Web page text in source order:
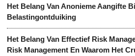
Het Belang Van Anonieme Aangifte
Belastingontduiking
Het Belang Van Effectief Risk
Risk Management En Waarom Het